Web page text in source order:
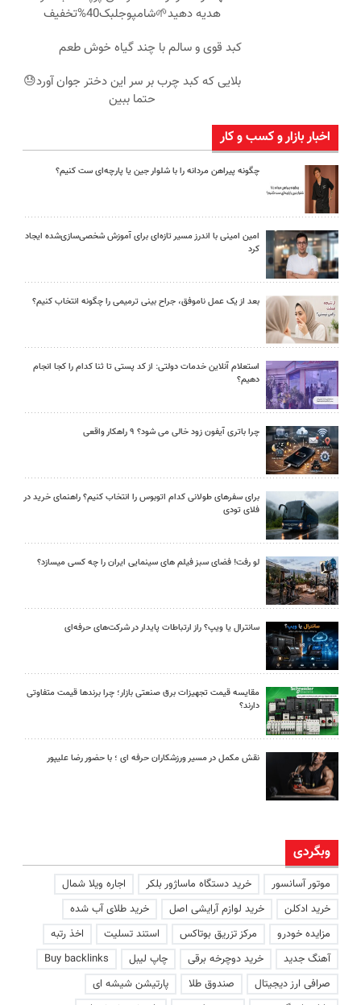
هدیه دهید🌱شامپوجلبک40%تخفیف
کبد قوی و سالم با چند گیاه خوش طعم
بلایی که کبد چرب بر سر این دختر جوان آورد😓
حتما ببین
اخبار بازار و کسب و کار
چگونه پیراهن مردانه را با شلوار جین یا پارچه‌ای ست کنیم؟
امین امینی با اندرز مسیر تازه‌ای برای آموزش شخصی‌سازی‌شده ایجاد
کرد
بعد از یک عمل ناموفق، جراح بینی ترمیمی را چگونه انتخاب کنیم؟
استعلام آنلاین خدمات دولتی: از کد پستی تا ثنا کدام را کجا انجام
دهیم؟
چرا باتری آیفون زود خالی می شود؟ ۹ راهکار واقعی
برای سفرهای طولانی کدام اتوبوس را انتخاب کنیم؟ راهنمای خرید در
فلای تودی
لو رفت! فضای سبز فیلم های سینمایی ایران را چه کسی میسازد؟
سانترال یا ویپ؟ راز ارتباطات پایدار در شرکت‌های حرفه‌ای
مقایسه قیمت تجهیزات برق صنعتی بازار؛ چرا برندها قیمت متفاوتی
دارند؟
نقش مکمل در مسیر ورزشکاران حرفه ای ؛ با حضور رضا علیپور
وبگردی
موتور آسانسور خرید دستگاه ماساژور بلکر
اجاره ویلا شمال
خرید ادکلن
خرید لوازم آرایشی اصل
خرید طلای آب شده
مزایده خودرو
مرکز تزریق بوتاکس استند تسلیت
اخذ رتبه
آهنگ جدید
خرید دوچرخه برقی چاپ لیبل
Buy backlinks
صرافی ارز دیجیتال
صندوق طلا
پارتیشن شیشه ای